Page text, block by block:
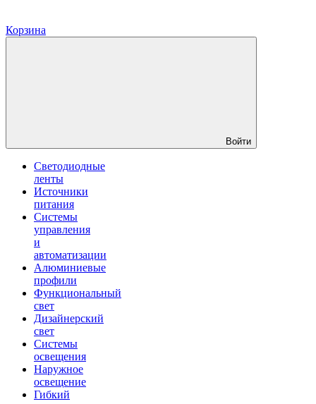
Корзина
Войти
Светодиодные
ленты
Источники
питания
Системы
управления
и
автоматизации
Алюминиевые
профили
Функциональный
свет
Дизайнерский
свет
Системы
освещения
Наружное
освещение
Гибкий